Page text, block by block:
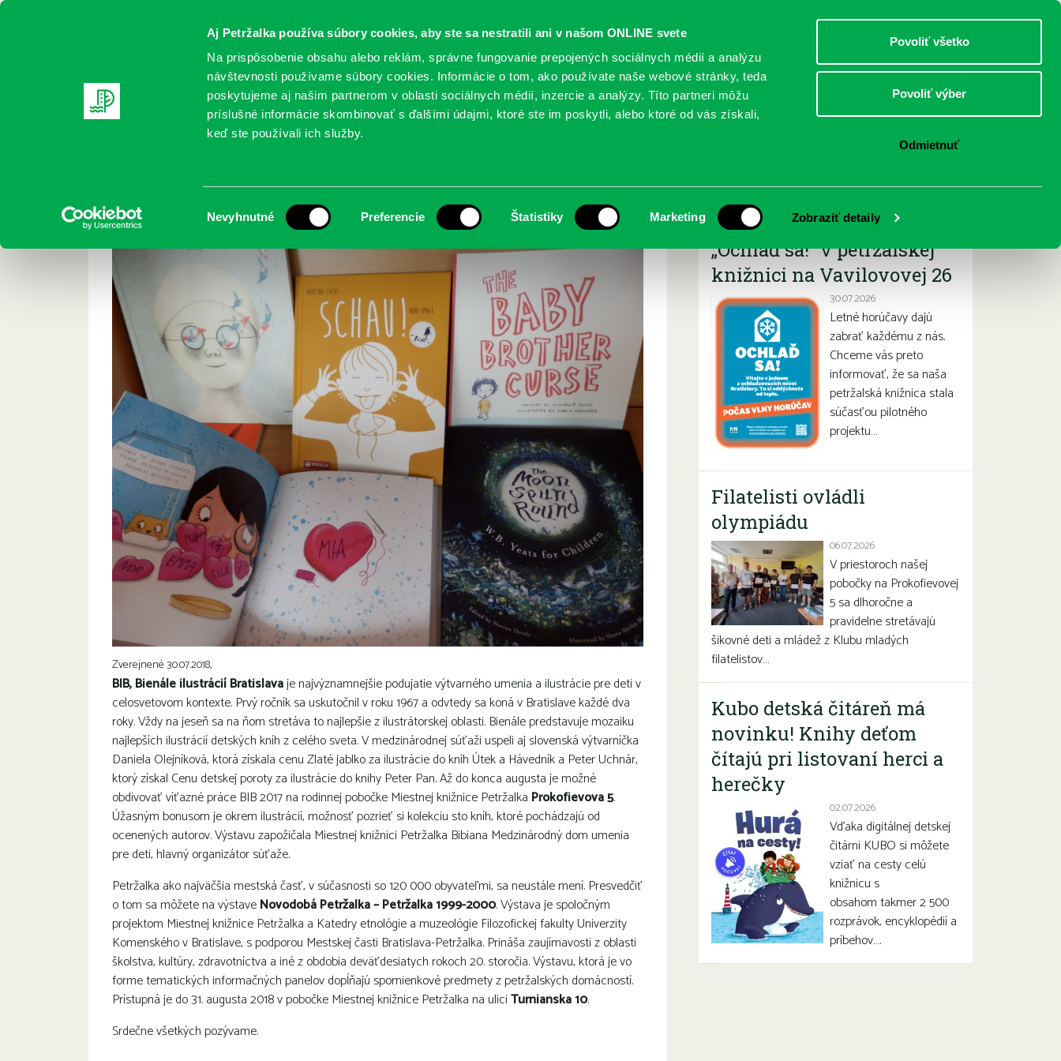
Aj Petržalka používa súbory cookies, aby ste sa nestratili ani v našom ONLINE svete
Na prispôsobenie obsahu alebo reklám, správne fungovanie prepojených sociálnych médií a analýzu
návštevnosti používame súbory cookies. Informácie o tom, ako používate naše webové stránky, teda
poskytujeme aj našim partnerom v oblasti sociálnych médií, inzercie a analýzy. Títo partneri môžu
príslušné informácie skombinovať s ďalšími údajmi, ktoré ste im poskytli, alebo ktoré od vás získali,
keď ste používali ich služby.
súhlasu
Nevyhnutné Preferencie Štatistiky Marketing Zobraziť detaily
Povoliť všetko
Povoliť výber
Odmietnuť
DOSPELÍ
REGISTRUJTE SA ONLINE KATALÓGY SLUŽBY PODUJATIA POBOČKY O KNIŽNICI
Tipy na návštevu
Zverejnené 30.07.2018,
BIB, Bienále ilustrácií Bratislavaje najvýznamnejšie podujatie výtvarného umenia a ilustrácie pre deti v
celosvetovom kontexte. Prvý ročník sa uskutočnil v roku 1967 a odvtedy sa koná v Bratislave každé dva
roky. Vždy na jeseň sa na ňom stretáva to najlepšie z ilustrátorskej oblasti. Bienále predstavuje mozaiku
najlepších ilustrácií detských kníh z celého sveta. V medzinárodnej súťaži uspeli aj slovenská výtvarníčka
Daniela Olejníková, ktorá získala cenu Zlaté jablko za ilustrácie do kníh Útek a Hávedník a Peter Uchnár,
ktorý získal Cenu detskej poroty za ilustrácie do knihy Peter Pan. Až do konca augusta je možné
obdivovať víťazné práce BIB 2017 na rodinnej pobočke Miestnej knižnice Petržalka Prokofievova 5.
Úžasným bonusom je okrem ilustrácií, možnosť pozrieť si kolekciu sto kníh, ktoré pochádzajú od
ocenených autorov. Výstavu zapožičala Miestnej knižnici Petržalka Bibiana Medzinárodný dom umenia
pre deti, hlavný organizátor súťaže.
Petržalka ako najväčšia mestská časť, v súčasnosti so 120 000 obyvateľmi, sa neustále mení. Presvedčiť
o tom sa môžete na výstaveNovodobá Petržalka – Petržalka 1999-2000. Výstava je spoločným
projektom Miestnej knižnice Petržalka a Katedry etnológie a muzeológie Filozofickej fakulty Univerzity
Komenského v Bratislave, s podporou Mestskej časti Bratislava-Petržalka. Prináša zaujímavosti z oblasti
školstva, kultúry, zdravotníctva a iné z obdobia deväťdesiatych rokoch 20. storočia. Výstavu, ktorá je vo
forme tematických informačných panelov dopĺňajú spomienkové predmety z petržalských domácností.
Prístupná je do 31. augusta 2018 v pobočke Miestnej knižnice Petržalka na uliciTurnianska 10.
Srdečne všetkých pozývame.
Najnovšie
„Ochlaď sa!“ v petržalskej
knižnici na Vavilovovej 26
30.07.2026
Letné horúčavy dajú
zabrať každému z nás.
Chceme vás preto
informovať, že sa naša
petržalská knižnica stala
súčasťou pilotného
projektu…
Filatelisti ovládli
olympiádu
06.07.2026
V priestoroch našej
pobočky na Prokofievovej
5 sa dlhoročne a
pravidelne stretávajú
šikovné deti a mládež z Klubu mladých
filatelistov…
Kubo detská čitáreň má
novinku! Knihy deťom
čítajú pri listovaní herci a
herečky
02.07.2026
Vďaka digitálnej detskej
čitárni KUBO si môžete
vziať na cesty celú
knižnicu s
obsahom takmer 2 500
rozprávok, encyklopédií a
príbehov….